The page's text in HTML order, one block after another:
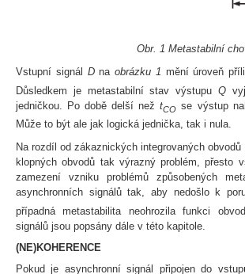
Obr. 1 Metastabilní
Vstupní signál Dna obrázku 1 mění úroveň
Důsledkem je metastabilní stav výstupu Q
jedničkou. Po době delší nežtCO se výstup
Může to být ale jak logická jednička, tak i nula.
Na rozdíl od zákaznických integrovaných
klopných obvodů tak výrazný problém,
zamezení vzniku problémů způsobených
asynchronních signálů tak, aby nedošlo k
případná metastabilita neohrozila funkci
signálů jsou popsány dále v této kapitole.
(NE)KOHERENCE
Pokud je asynchronní signál připojen do